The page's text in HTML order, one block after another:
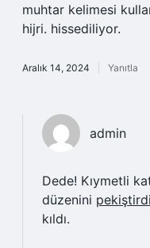
muhtar kelimesi
hijri. hissediliyor.
Aralık 14, 2024 Yanıtla
admin
Dede! Kıymetli
düzenini pekiştirdi
kıldı.